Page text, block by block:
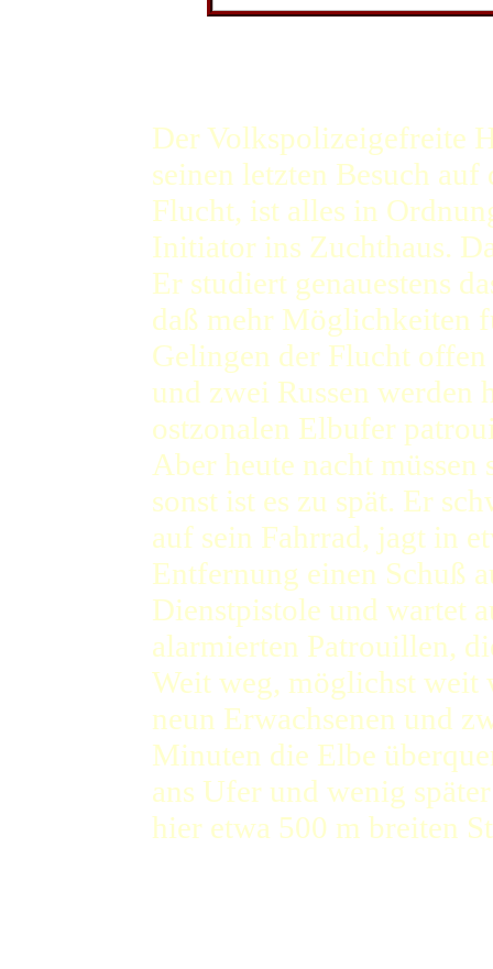
Der Volkspolizeigefreite
seinen letzten Besuch
Flucht, ist alles in
Initiator ins Zuchthaus.
Er studiert genauestens
daß mehr Möglichkeiten
Gelingen der Flucht
und zwei Russen werden
ostzonalen Elbufer
Aber heute nacht müssen
sonst ist es zu spät. Er
auf sein Fahrrad, jagt in
Entfernung einen Schuß
Dienstpistole und wartet
alarmierten Patrouillen,
Weit weg, möglichst weit
neun Erwachsenen und
Minuten die Elbe
ans Ufer und wenig
hier etwa 500 m breiten